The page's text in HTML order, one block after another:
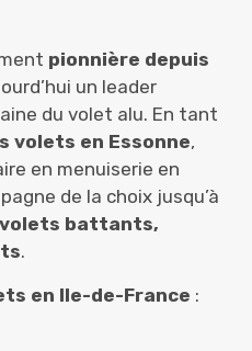
pionnière depuis
un leader
du volet alu. En tant
volets en Essonne,
en menuiserie en
de la choix jusqu’à
volets battants,
.
en Ile-de-France :